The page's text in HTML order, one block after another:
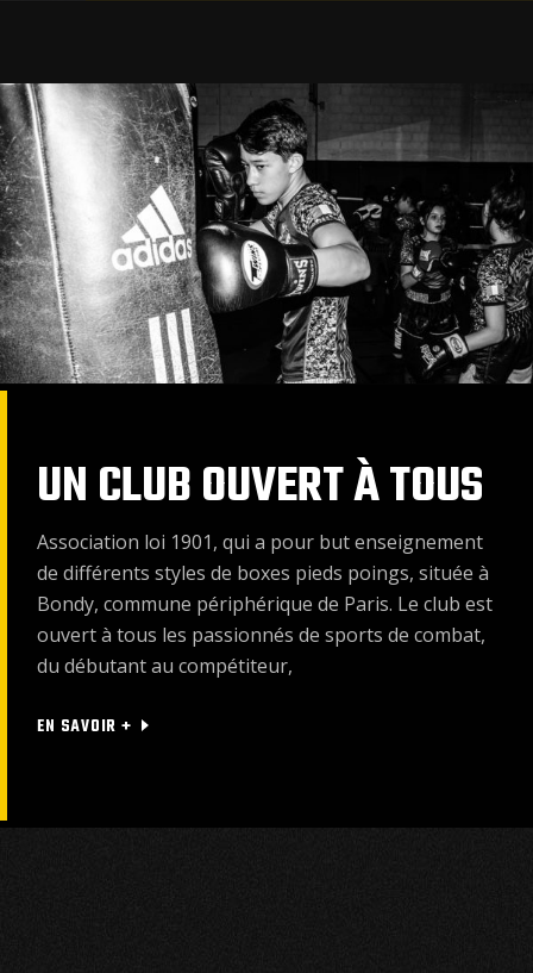
UN CLUB OUVERT À TOUS
Association loi 1901, qui a pour but enseignement
de différents styles de boxes pieds poings, située à
Bondy, commune périphérique de Paris. Le club est
ouvert à tous les passionnés de sports de combat,
du débutant au compétiteur,
EN SAVOIR +